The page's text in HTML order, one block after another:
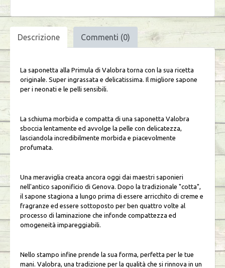
Descrizione Commenti (0)
La saponetta alla Primula di Valobra torna con la sua ricetta
originale. Super ingrassata e delicatissima. Il migliore sapone
per i neonati e le pelli sensibili.
La schiuma morbida e compatta di una saponetta Valobra
sboccia lentamente ed avvolge la pelle con delicatezza,
lasciandola incredibilmente morbida e piacevolmente
profumata.
Una meraviglia creata ancora oggi dai maestri saponieri
nell'antico saponificio di Genova. Dopo la tradizionale "cotta",
il sapone stagiona a lungo prima di essere arricchito di creme e
fragranze ed essere sottoposto per ben quattro volte al
processo di laminazione che infonde compattezza ed
omogeneità impareggiabili.
Nello stampo infine prende la sua forma, perfetta per le tue
mani. Valobra, una tradizione per la qualità che si rinnova in un